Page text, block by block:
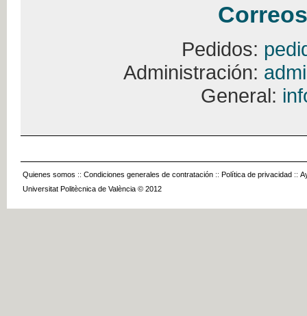
Pedidos:
Administración:
General:
Quienes somos :: Condiciones generales de contratación :: Política de privacidad ::
Universitat Politècnica de València © 2012